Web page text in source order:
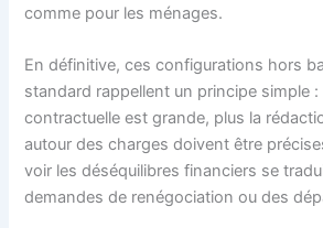
comme pour les ménages.
En définitive, ces configurations hors
standard rappellent un principe simple :
contractuelle est grande, plus la
autour des charges doivent être
voir les déséquilibres financiers se
demandes de renégociation ou des